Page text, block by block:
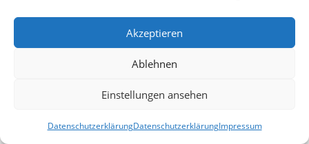
Akzeptieren
Ablehnen
Einstellungen ansehen
DatenschutzerklärungDatenschutzerklärungImpressum
Das Haus in der Zohmanngasse 28 ist kein unbekanntes
Umfeld an der Tagesordnung. Im